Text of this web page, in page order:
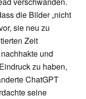
die Bilder „nicht
sie neu zu
Zeit
und
zu haben,
ChatGPT
seine